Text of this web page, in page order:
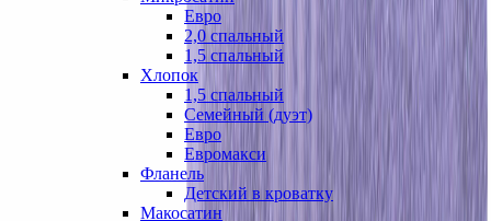
Евро
2,0 спальный
1,5 спальный
Хлопок
1,5 спальный
Семейный (дуэт)
Евро
Евромакси
Фланель
Детский в кроватку
Макосатин